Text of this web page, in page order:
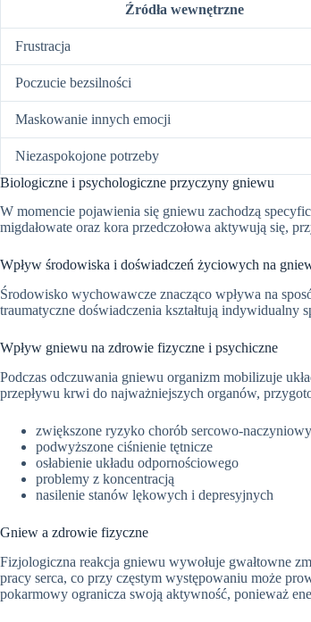
Źródła wewnętrzne
Frustracja
Poczucie bezsilności
Maskowanie innych emocji
Niezaspokojone potrzeby
Biologiczne i psychologiczne przyczyny gniewu
W momencie pojawienia się gniewu zachodzą
migdałowate oraz kora przedczołowa aktywują się,
Wpływ środowiska i doświadczeń życiowych na
Środowisko wychowawcze znacząco wpływa na
traumatyczne doświadczenia kształtują indywidualny
Wpływ gniewu na zdrowie fizyczne i psychiczne
Podczas odczuwania gniewu organizm mobilizuje
przepływu krwi do najważniejszych organów,
zwiększone ryzyko chorób sercowo-
podwyższone ciśnienie tętnicze
osłabienie układu odpornościowego
problemy z koncentracją
nasilenie stanów lękowych i depresyjnych
Gniew a zdrowie fizyczne
Fizjologiczna reakcja gniewu wywołuje gwałtowne
pracy serca, co przy częstym występowaniu może
pokarmowy ogranicza swoją aktywność, ponieważ